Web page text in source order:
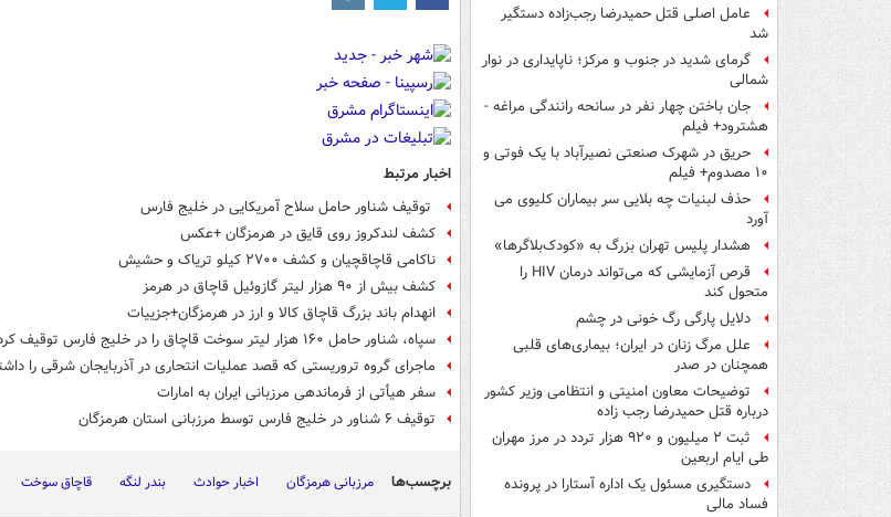
عامل اصلی قتل حمیدرضا رجب‌زاده دستگیر
شد
گرمای شدید در جنوب و مرکز؛ ناپایداری در نوار
شمالی
جان باختن چهار نفر در سانحه رانندگی مراغه -
هشترود+ فیلم
حریق در شهرک صنعتی نصیرآباد با یک فوتی و
۱۰ مصدوم+ فیلم
حذف لبنیات چه بلایی سر بیماران کلیوی می
آورد
هشدار پلیس تهران بزرگ به «کودک‌بلاگرها»
قرص آزمایشی که می‌تواند درمان HIV را
متحول کند
دلایل پارگی رگ خونی در چشم
علل مرگ زنان در ایران؛ بیماری‌های قلبی
همچنان در صدر
توضیحات معاون امنیتی و انتظامی وزیر کشور
درباره قتل حمیدرضا رجب زاده
ثبت ۲ میلیون و ۹۲۰ هزار تردد در مرز مهران
طی ایام اربعین
دستگیری مسئول یک اداره آستارا در پرونده
فساد مالی
اخبار مرتبط
توقیف شناور حامل ‌سلاح ‌آمریکایی در خلیج فارس
کشف لندکروز روی قایق در هرمزگان +عکس
ناکامی قاچاقچیان و کشف ۲۷۰۰ کیلو تریاک و حشیش
کشف بیش از ۹۰ هزار لیتر گازوئیل قاچاق در هرمز
انهدام باند بزرگ قاچاق کالا و ارز در هرمزگان+جزییات
سپاه، شناور حامل ۱۶۰ هزار لیتر سوخت قاچاق را در خلیج فارس توقیف کرد
ماجرای گروه تروریستی که قصد عملیات انتحاری در آذربایجان شرقی را
سفر هیأتی از فرماندهی مرزبانی ایران به امارات
توقیف ۶ شناور در خلیج فارس توسط مرزبانی استان هرمزگان
برچسب‌ها مرزبانی هرمزگان اخبار حوادث بندر لنگه قاچاق سوخت